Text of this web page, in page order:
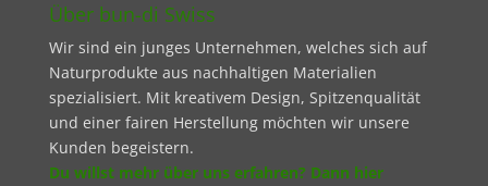
Über bun-di Swiss
Wir sind ein junges Unternehmen, welches sich auf
Naturprodukte aus nachhaltigen Materialien
spezialisiert. Mit kreativem Design, Spitzenqualität
und einer fairen Herstellung möchten wir unsere
Kunden begeistern.
Du willst mehr über uns erfahren? Dann hier